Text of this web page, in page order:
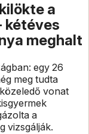
a
kétéves
meghalt
egy 26
meg tudta
vonat
a
vizsgálják.